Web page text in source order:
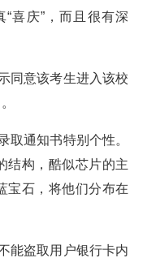
喜庆”，而且很有深
同意该考生进入该校
取通知书特别个性。
结构，酷似芯片的主
宝石，将他们分布在
能盗取用户银行卡内